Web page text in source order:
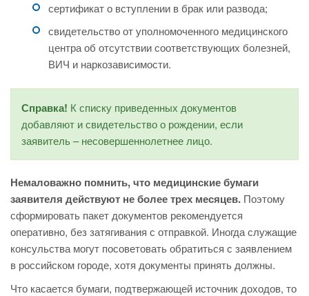
сертификат о вступлении в брак или развода;
свидетельство от уполномоченного медицинского
центра об отсутствии соответствующих болезней,
ВИЧ и наркозависимости.
Справка! К списку приведенных документов
добавляют и свидетельство о рождении, если
заявитель – несовершеннолетнее лицо.
Немаловажно помнить, что медицинские бумаги
заявителя действуют не более трех месяцев. Поэтому
сформировать пакет документов рекомендуется
оперативно, без затягивания с отправкой. Иногда служащие
консульства могут посоветовать обратиться с заявлением
в российском городе, хотя документы принять должны.
Что касается бумаги, подтвержающей источник доходов, то